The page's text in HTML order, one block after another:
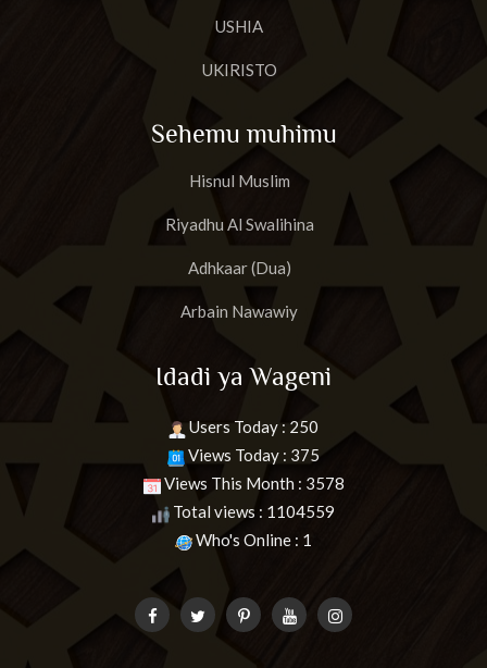
USHIA
UKIRISTO
Sehemu muhimu
Hisnul Muslim
Riyadhu Al Swalihina
Adhkaar (Dua)
Arbain Nawawiy
Idadi ya Wageni
Users Today : 250
Views Today : 375
Views This Month : 3578
Total views : 1104559
Who's Online : 1